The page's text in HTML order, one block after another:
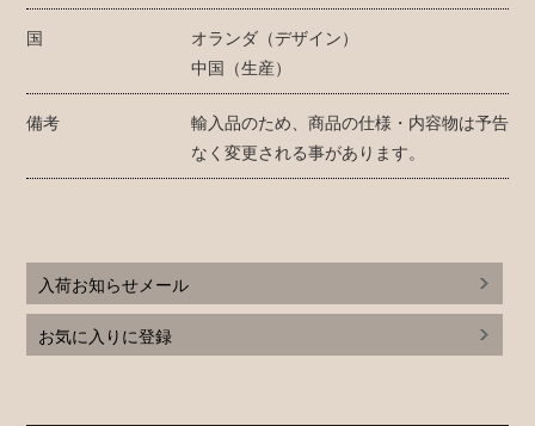
国
オランダ（デザイン）
中国（生産）
備考
輸入品のため、商品の仕様・内容物は予告
なく変更される事があります。
入荷お知らせメール
お気に入りに登録